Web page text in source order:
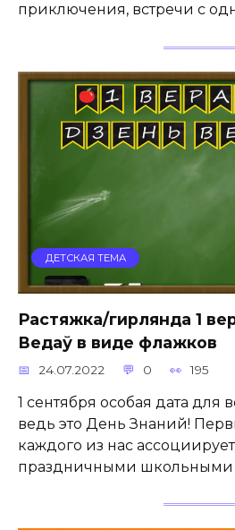
приключения, встречи с
ДЕТСКАЯ ТЕМА
Растяжка/гирлянда 1
Ведаў в виде флажков
24.07.2022 0 195
1 сентября особая дата для
ведь это День Знаний!
каждого из нас
праздничными школьными